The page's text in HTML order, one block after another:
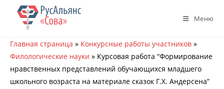
Перейти
содержимому
Меню
Главная страница » Конкурсные работы участников »
Филологические науки » Курсовая работа “Формирование
нравственных представлений обучающихся младшего
школьного возраста на материале сказок Г.Х. Андерсена”